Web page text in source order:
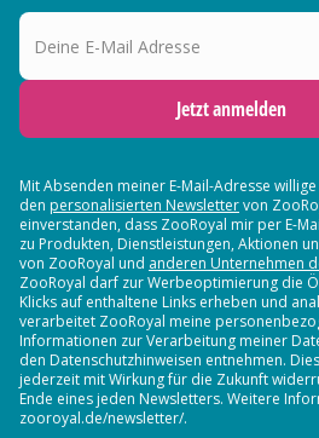
Deine E-Mail Adresse
Jetzt anmelden
Mit Absenden meiner E-Mail-Adresse
den personalisierten Newslettervon
einverstanden, dass ZooRoyal mir per E-
zu Produkten, Dienstleistungen, Aktionen
von ZooRoyal und anderen Unternehmen
ZooRoyal darf zur Werbeoptimierung die
Klicks auf enthaltene Links erheben und
verarbeitet ZooRoyal meine
Informationen zur Verarbeitung meiner
den Datenschutzhinweisen entnehmen.
jederzeit mit Wirkung für die Zukunft
Ende eines jeden Newsletters. Weitere
zooroyal.de/newsletter/.